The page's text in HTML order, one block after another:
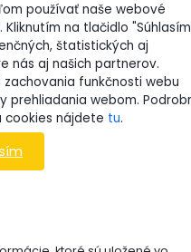
používať naše webové
na tlačidlo
štatistických aj
nás aj našich partnerov.
zachovania funkčnosti webu
prehliadania webom.
cookies nájdete tu.